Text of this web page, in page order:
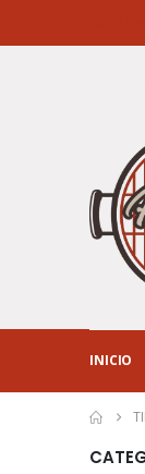
INICIO